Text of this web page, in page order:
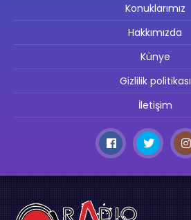
Konuklarımız
Hakkımızda
Künye
Gizlilik politikası
İletişim